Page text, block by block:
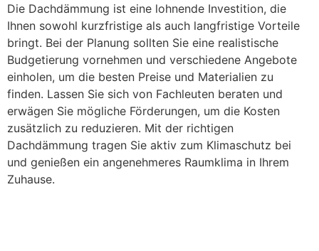
Die Dachdämmung ist eine lohnende Investition, die
Ihnen sowohl kurzfristige als auch langfristige Vorteile
bringt. Bei der Planung sollten Sie eine realistische
Budgetierung vornehmen und verschiedene Angebote
einholen, um die besten Preise und Materialien zu
finden. Lassen Sie sich von Fachleuten beraten und
erwägen Sie mögliche Förderungen, um die Kosten
zusätzlich zu reduzieren. Mit der richtigen
Dachdämmung tragen Sie aktiv zum Klimaschutz bei
und genießen ein angenehmeres Raumklima in Ihrem
Zuhause.